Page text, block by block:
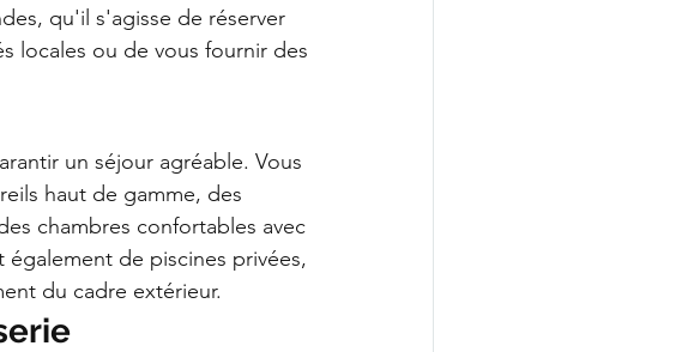
qu'il s'agisse de réserver
locales ou de vous fournir des
un séjour agréable. Vous
haut de gamme, des
chambres confortables avec
de piscines privées,
du cadre extérieur.